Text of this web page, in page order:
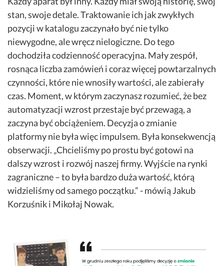
stan, swoje detale. Traktowanie ich jak zwykłych
pozycji w katalogu zaczynało być nie tylko
niewygodne, ale wręcz nielogiczne. Do tego
dochodziła codzienność operacyjna. Mały zespół,
rosnąca liczba zamówień i coraz więcej powtarzalnych
czynności, które nie wnosiły wartości, ale zabierały
czas. Moment, w którym zaczynasz rozumieć, że bez
automatyzacji wzrost przestaje być przewagą, a
zaczyna być obciążeniem. Decyzja o zmianie
platformy nie była więc impulsem. Była konsekwencją
obserwacji. „Chcieliśmy po prostu być gotowi na
dalszy wzrost i rozwój naszej firmy. Wyjście na rynki
zagraniczne – to była bardzo duża wartość, którą
widzieliśmy od samego początku.” - mówią Jakub
Korzuśnik i Mikołaj Nowak.